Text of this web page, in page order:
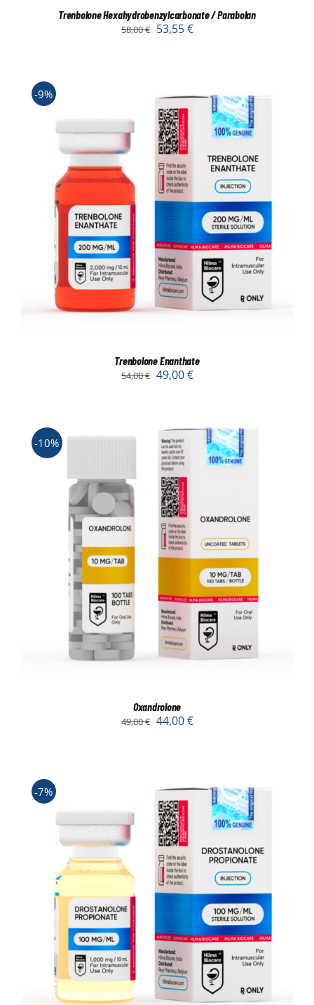
Trenbolone Hexahydrobenzylcarbonate / Parabolan
58,00€ 53,55€
-9%
Trenbolone Enanthate
54,00€ 49,00€
-10%
Oxandrolone
49,00€ 44,00€
-7%